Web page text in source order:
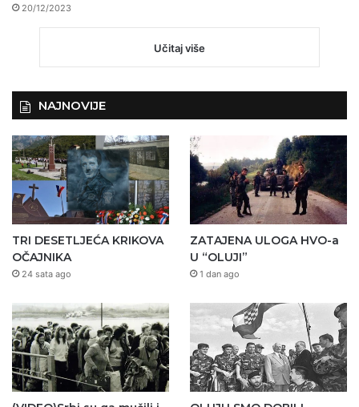
20/12/2023
Učitaj više
NAJNOVIJE
TRI DESETLJEĆA KRIKOVA
OČAJNIKA
24 sata ago
ZATAJENA ULOGA HVO-a
U “OLUJI”
1 dan ago